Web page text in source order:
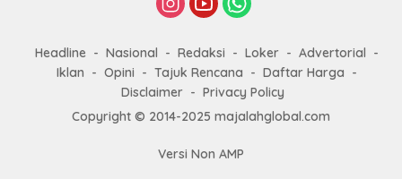
Headline Nasional Redaksi Loker
Advertorial
Iklan
Opini Tajuk Rencana
Daftar Harga
Disclaimer
Privacy Policy
Copyright © 2014-2025 majalahglobal.com
Versi Non AMP